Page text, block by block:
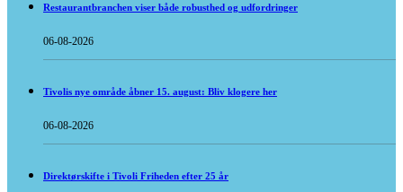
Restaurantbranchen viser både robusthed og udfordringer
06-08-2026
Tivolis nye område åbner 15. august: Bliv klogere her
06-08-2026
Direktørskifte i Tivoli Friheden efter 25 år